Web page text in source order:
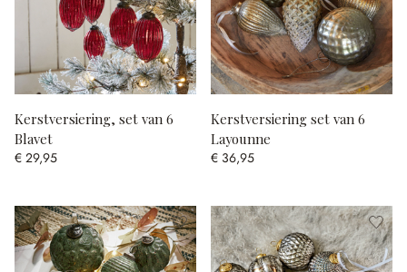
Kerstversiering, set van 6
Blavet
€ 29,95
Kerstversiering set van 6
Layounne
€ 36,95